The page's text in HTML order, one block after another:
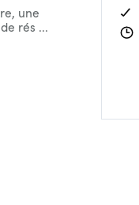
une
rés ...